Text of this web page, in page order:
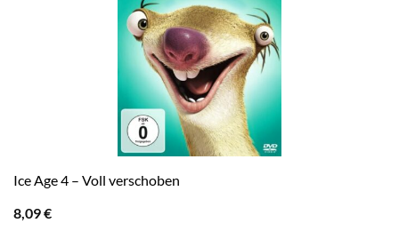
Ice Age 4 – Voll verschoben
8,09€